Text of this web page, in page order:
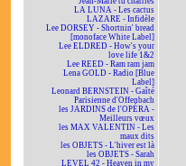
LA LUNA - Les cactus
LAZARE - Infidèle
Lee DORSEY - Shortnin' bread
[monoface White Label]
Lee ELDRED - How's your
love life 1&2
Lee REED - Ram ram jam
Lena GOLD - Radio [Blue
Label]
Leonard BERNSTEIN - Gaîté
Parisienne d'Offenbach
les JARDINS de l'OPÉRA -
Meilleurs vœux
les MAX VALENTIN - Les
maux dits
les OBJETS - L'hiver est là
les OBJETS - Sarah
LEVEL 42 - Heaven in my